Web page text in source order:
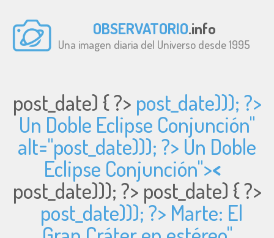
OBSERVATORIO.info
Una imagen diaria del Universo desde 1995
post_date) { ?> post_date))); ?>
Un Doble Eclipse Conjunción"
alt="post_date))); ?> Un Doble
Eclipse Conjunción"><
post_date))); ?>post_date) { ?>
post_date))); ?> Marte: El